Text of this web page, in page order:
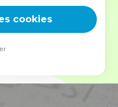
leur expérience est faite
cookies